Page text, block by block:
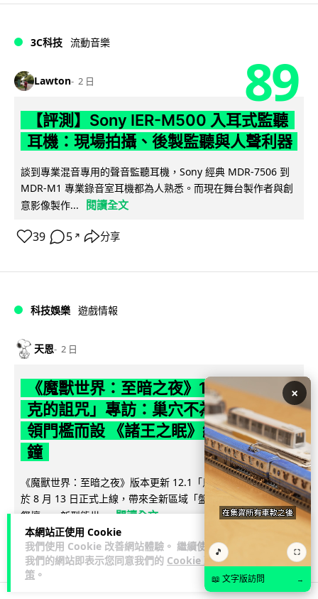
本網站正使用 Cookie
我們使用 Cookie 改善網站體驗。 繼續使用
我們的網站即表示您同意我們的 Cookie 政
策 。
3C科技 流動音樂
Lawton 2 日 89
【評測】Sony IER-M500 入耳式監聽
耳機：現場拍攝、後製監聽與人聲利器
談到專業混音專用的聲音監聽耳機，Sony 經典 MDR-7506 到
MDR-M1 專業錄音室耳機都為人熟悉。而現在舞台製作者與創
意影像製作...
閱讀全文
39 5 ↗ 分享
科技娛樂 遊戲情報
天恩 2 日
《魔獸世界：至暗之夜》12.1 「烏拉特
克的詛咒」專訪：巢穴不為提高世界首
領門檻而設 《諸王之眠》縮短約 10 分
鐘
《魔獸世界：至暗之夜》版本更新 12.1「烏拉特克的詛咒」將
於 8 月 13 日正式上線，帶來全新區域「盤蛇島」、地城「毒牙
祭壇」、新型態世... 閱讀全文
116 分享
×
🎵 ⛶
📖 文字版訪問 →